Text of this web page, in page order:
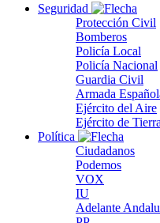
Seguridad
Protección Civil
Bomberos
Policía Local
Policía Nacional
Guardia Civil
Armada
Ejército del Aire
Ejército de Tierra
Política
Ciudadanos
Podemos
VOX
IU
Adelante